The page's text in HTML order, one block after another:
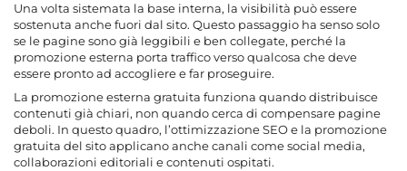
Una volta sistemata la base interna, la visibilità può essere
sostenuta anche fuori dal sito. Questo passaggio ha senso solo
se le pagine sono già leggibili e ben collegate, perché la
promozione esterna porta traffico verso qualcosa che deve
essere pronto ad accogliere e far proseguire.
La promozione esterna gratuita funziona quando distribuisce
contenuti già chiari, non quando cerca di compensare pagine
deboli. In questo quadro, l’ottimizzazione SEO e la promozione
gratuita del sito applicano anche canali come social media,
collaborazioni editoriali e contenuti ospitati.